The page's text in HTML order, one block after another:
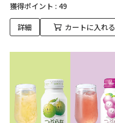
獲得ポイント : 49
詳細 カートに入れる